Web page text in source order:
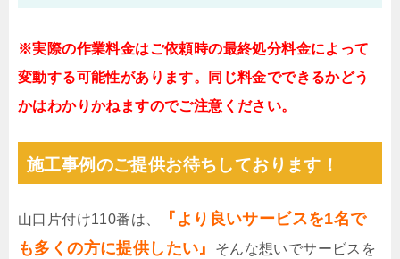
※実際の作業料金はご依頼時の最終処分料金によって
変動する可能性があります。同じ料金でできるかどう
かはわかりかねますのでご注意ください。
施工事例のご提供お待ちしております！
山口片付け110番は、
『より良いサービスを1名で
も多くの方に提供したい』
そんな想いでサービスを